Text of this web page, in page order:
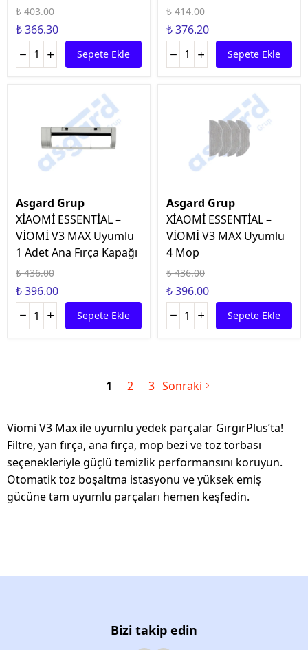
₺ 403.00
₺ 366.30
Sepete Ekle
₺ 414.00
₺ 376.20
Sepete Ekle
Asgard Grup
XİAOMİ ESSENTİAL –
VİOMİ V3 MAX Uyumlu
1 Adet Ana Fırça Kapağı
₺ 436.00
₺ 396.00
Sepete Ekle
Asgard Grup
XİAOMİ ESSENTİAL –
VİOMİ V3 MAX Uyumlu
4 Mop
₺ 436.00
₺ 396.00
Sepete Ekle
1 2 3 Sonraki
Viomi V3 Max ile uyumlu yedek parçalar GırgırPlus’ta!
Filtre, yan fırça, ana fırça, mop bezi ve toz torbası
seçenekleriyle güçlü temizlik performansını koruyun.
Otomatik toz boşaltma istasyonu ve yüksek emiş
gücüne tam uyumlu parçaları hemen keşfedin.
Bizi takip edin